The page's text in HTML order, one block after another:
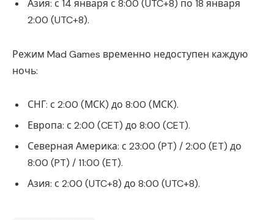
Азия: с 14 января с 8:00 (UTC+8) по 18 января
2:00 (UTC+8).
Режим Mad Games временно недоступен каждую
ночь:
СНГ: с 2:00 (МСК) до 8:00 (МСК).
Европа: с 2:00 (CET) до 8:00 (CET).
Северная Америка: с 23:00 (PT) / 2:00 (ET) до
8:00 (PT) / 11:00 (ET).
Азия: с 2:00 (UTC+8) до 8:00 (UTC+8).